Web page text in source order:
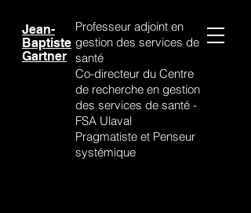
Jean-
Baptiste
Gartner
Professeur adjoint en
gestion des services de
santé
Co-directeur du Centre
de recherche en gestion
des services de santé -
FSA Ulaval
Pragmatiste et Penseur
systémique